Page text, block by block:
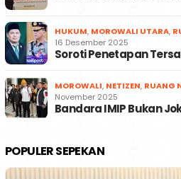
HUKUM, MOROWALI UTARA,
16 Desember 2025
Soroti Penetapan
MOROWALI, NETIZEN, RUANG
November 2025
Bandara IMIP Bukan
POPULER SEPEKAN